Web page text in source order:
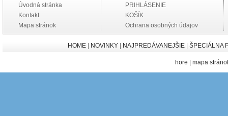
Úvodná stránka
Kontakt
Mapa stránok
PRIHLÁSENIE
KOŠÍK
Ochrana osobných údajov
HOME NOVINKY NAJPREDÁVANEJŠIE ŠPECIÁLNA
hore mapa